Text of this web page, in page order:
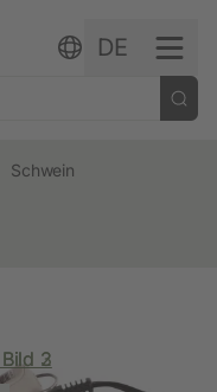
DE
Schwein